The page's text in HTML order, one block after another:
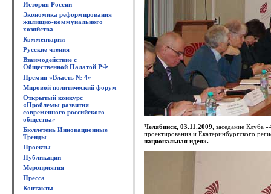
История России
Экономика реформирования
жилищно-коммунального
хозяйства
Комментарии
Русские чтения
Взаимодействие с
Общественной Палатой РФ
Премия «Власть № 4»
Мировой политический форум
Открытый конкурс
«Проблемы развития
современного российского
общества»
Бюллетень Инновационные
Тренды
Проекты
Публикации
Мероприятия
Пресса
Контакты
Челябинск, 03.11.2009 , заседание Клуба
проектирования и Екатеринбургского
национальная идея».